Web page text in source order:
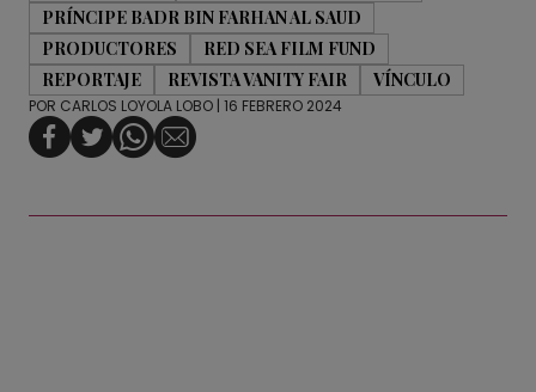
PRÍNCIPE BADR BIN FARHAN AL SAUD
PRODUCTORES
RED SEA FILM FUND
REPORTAJE
REVISTA VANITY FAIR VÍNCULO
POR CARLOS LOYOLA LOBO | 16 FEBRERO 2024